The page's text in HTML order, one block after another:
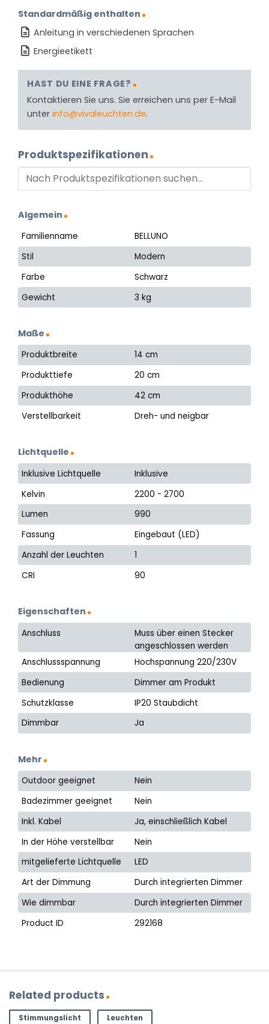
Standardmäßig enthalten
Anleitung in verschiedenen Sprachen
Energieetikett
HAST DU EINE FRAGE?
Kontaktieren Sie uns. Sie erreichen uns per E-Mail
unter info@vivaleuchten.de.
Produktspezifikationen
Algemein
Familienname
BELLUNO
Stil
Modern
Farbe
Schwarz
Gewicht
3 kg
Maße
Produktbreite
14 cm
Produkttiefe
20 cm
Produkthöhe
42 cm
Verstellbarkeit
Dreh- und neigbar
Lichtquelle
Inklusive Lichtquelle
Inklusive
Kelvin
2200 - 2700
Lumen
990
Fassung
Eingebaut (LED)
Anzahl der Leuchten
1
CRI
90
Eigenschaften
Anschluss
Muss über einen Stecker
angeschlossen werden
Anschlussspannung
Hochspannung 220/230V
Bedienung
Dimmer am Produkt
Schutzklasse
IP20 Staubdicht
Dimmbar
Ja
Mehr
Outdoor geeignet
Nein
Badezimmer geeignet
Nein
Inkl. Kabel
Ja, einschließlich Kabel
In der Höhe verstellbar
Nein
mitgelieferte Lichtquelle
LED
Art der Dimmung
Durch integrierten Dimmer
Wie dimmbar
Durch integrierten Dimmer
Product ID
292168
Related products
Stimmungslicht Leuchten